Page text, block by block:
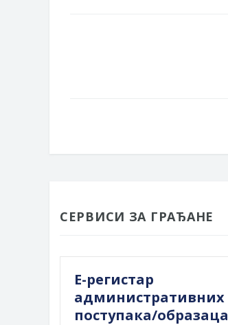
СЕРВИСИ ЗА ГРАЂАНЕ
Е-регистар
административних
поступака/образаца